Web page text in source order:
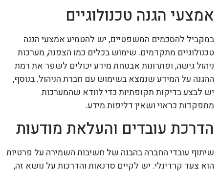
אמצעי הגנה טכנולוגיים
במקביל להסכמים המשפטיים, יש להטמיע אמצעי הגנה
טכנולוגיים מתקדמים. שימוש בכלים כמו הצפנה, מערכות
ניהול גישה, ופתרונות אבטחת מידע יכולים לשפר את רמת
ההגנה על המידע שנמצא בשימוש עם חברת הניהול. בנוסף,
יש לבצע בדיקות תקופתיות כדי לוודא שהמערכות
מתפקדות כראוי ושאין דליפות מידע.
הדרכת עובדים והעלאת מודעות
שיתוף עובדי החברה בהבנה של חשיבות השמירה על פרטיות
הוא צעד קרדינלי. יש לקיים סדנאות והדרכות על נושא זה,